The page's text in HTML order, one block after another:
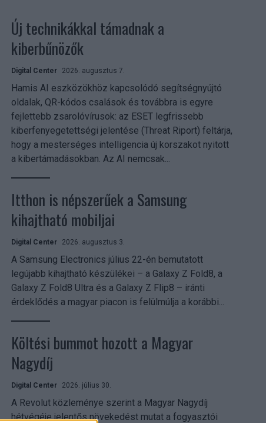
Új technikákkal támadnak a
kiberbűnözők
Digital Center 2026. augusztus 7.
Hamis AI eszközökhöz kapcsolódó segítségnyújtó
oldalak, QR-kódos csalások és továbbra is egyre
fejlettebb zsarolóvírusok: az ESET legfrissebb
kiberfenyegetettségi jelentése (Threat Riport) feltárja,
hogy a mesterséges intelligencia új korszakot nyitott
a kibertámadásokban. Az AI nemcsak...
Itthon is népszerűek a Samsung
kihajtható mobiljai
Digital Center 2026. augusztus 3.
A Samsung Electronics július 22-én bemutatott
legújabb kihajtható készülékei – a Galaxy Z Fold8, a
Galaxy Z Fold8 Ultra és a Galaxy Z Flip8 – iránti
érdeklődés a magyar piacon is felülmúlja a korábbi...
Költési bummot hozott a Magyar
Nagydíj
Digital Center 2026. július 30.
A Revolut közleménye szerint a Magyar Nagydíj
hétvégéje jelentős növekedést mutat a fogyasztói